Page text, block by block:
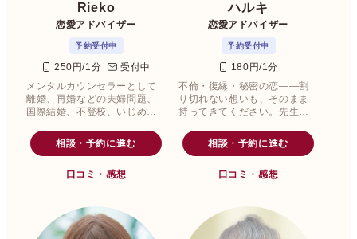
Rieko
恋愛アドバイザー
予約受付中
250円/1分
受付中
メンタルカウンセラーとして
離婚、再婚などの夫婦問題、
国際結婚、不登校、いじめな
めすべての悩みに幅広く対応
されてこられたRieko(りえこ)
相談・予約に進む
口コミ・感想
ハルキ
恋愛アドバイザー
予約受付中
180円/1分
不倫・復縁・秘密の恋――割
り切れない想いも、そのまま
持ってきてください。先生は
相談・予約に進む
口コミ・感想